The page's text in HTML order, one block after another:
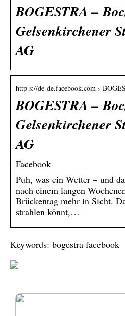
BOGESTRA –
Gelsenkirchener
AG
http s://de-de.facebook.com ›
BOGESTRA –
Gelsenkirchener
AG
Facebook
Puh, was ein Wetter – und
nach einem langen
Brückentag mehr in Sicht.
strahlen könnt,…
Keywords: bogestra facebook